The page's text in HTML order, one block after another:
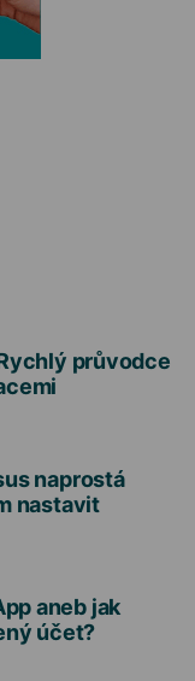
průvodce
naprostá
nastavit
aneb jak
účet?